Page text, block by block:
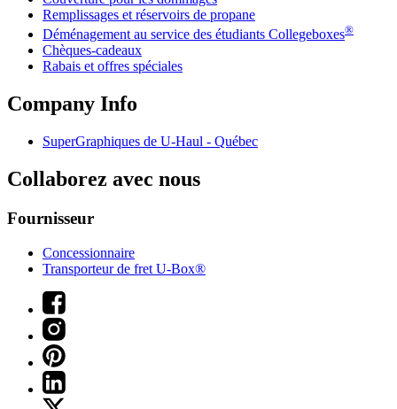
Remplissages et réservoirs de propane
Déménagement au service des étudiants Collegeboxes®
Chèques-cadeaux
Rabais et offres spéciales
Company Info
SuperGraphiques de U-Haul - Québec
Collaborez avec nous
Fournisseur
Concessionnaire
Transporteur de fret U-Box®